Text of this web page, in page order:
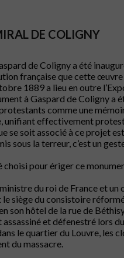
DE COLIGNY
de Coligny a été
française que cette
1889 a lieu en outre
à Gaspard de Coligny a
comme une
effectivement
se soit associé à ce projet
sous la terreur, c’est un
choisi pour ériger ce
du roi de France et
siège du consistoire
son hôtel de la rue de
et défenestré lors
le quartier du Louvre, les
du massacre.